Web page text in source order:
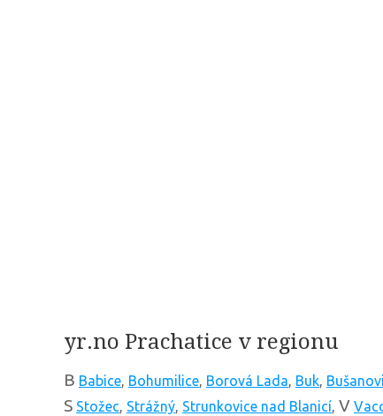
yr.no Prachatice v regionu
B Babice, Bohumilice, Borová Lada, Buk,
S Stožec, Strážný, Strunkovice nad Blanicí, V